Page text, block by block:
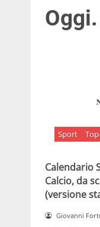
Sport
Calendario
Calcio, da
(versione
Giovanni